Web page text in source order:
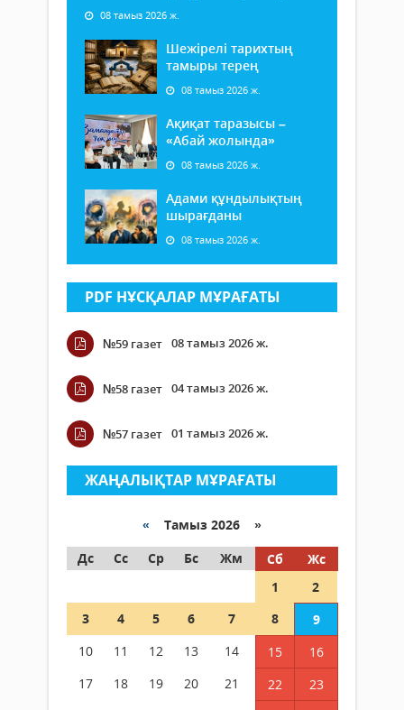
08 тамыз 2026 ж.
Шежірелі тарихтың
тамыры терең
08 тамыз 2026 ж.
Ақиқат таразысы –
«Абай жолында»
08 тамыз 2026 ж.
Адами құндылықтың
шырағданы
08 тамыз 2026 ж.
PDF НҰСҚАЛАР МҰРАҒАТЫ
№59 газет 08 тамыз 2026 ж.
№58 газет 04 тамыз 2026 ж.
№57 газет 01 тамыз 2026 ж.
ЖАҢАЛЫҚТАР МҰРАҒАТЫ
« Тамыз 2026 »
Дс
Сс Ср Бс Жм Сб
Жс
1
2
3
4 5 6 7 8
9
10
11 12 13 14 15
16
17
18 19 20 21 22
23